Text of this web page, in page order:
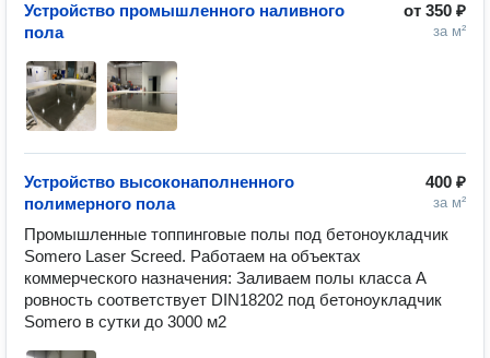
от 350 ₽
за м²
Устройство промышленного наливного
пола
400 ₽
за м²
Устройство высоконаполненного
полимерного пола
Промышленные топпинговые полы под бетоноукладчик
Somero Laser Screed. Работаем на объектах
коммерческого назначения: Заливаем полы класса А
ровность соответствует DIN18202 под бетоноукладчик
Somero в сутки до 3000 м2